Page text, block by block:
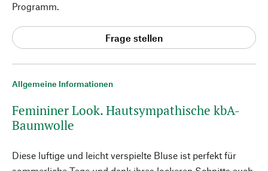
Allgemeine Informationen
Femininer Look. Hautsympathische kbA-
Baumwolle
Diese luftige und leicht verspielte Bluse ist perfekt für
Programm.
Frage stellen